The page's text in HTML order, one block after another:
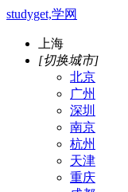
studyget,学网
上海
[切换城市]
北京
广州
深圳
南京
杭州
天津
重庆